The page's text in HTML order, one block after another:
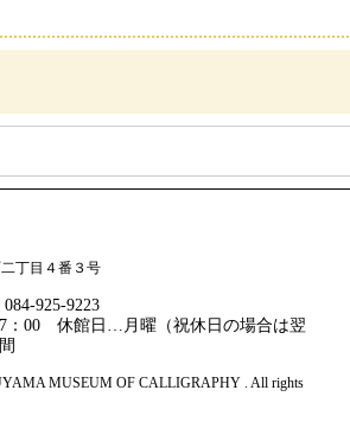
丁目４番３号
925-9223
：00 休館日…月曜（祝休日の場合は翌
MUSEUM OF CALLIGRAPHY . All rights